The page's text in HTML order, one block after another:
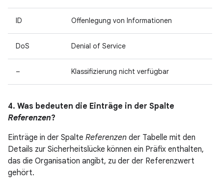
ID Offenlegung von Informationen
DoS Denial of Service
– Klassifizierung nicht verfügbar
4. Was bedeuten die Einträge in der Spalte
Referenzen?
Einträge in der Spalte Referenzen der Tabelle mit den
Details zur Sicherheitslücke können ein Präfix enthalten,
das die Organisation angibt, zu der der Referenzwert
gehört.